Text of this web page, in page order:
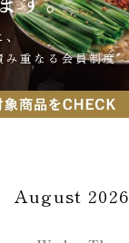
August 2026